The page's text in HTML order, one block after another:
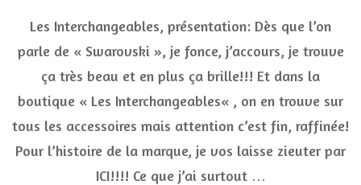
de
de
«
Les Interchangeables, présentation: Dès que l’on
parle de « Swarovski », je fonce, j’accours, je trouve
ça très beau et en plus ça brille!!! Et dans la
boutique « Les Interchangeables« , on en trouve sur
tous les accessoires mais attention c’est fin, raffinée!
Pour l’histoire de la marque, je vos laisse zieuter par
ICI!!!! Ce que j’ai surtout …